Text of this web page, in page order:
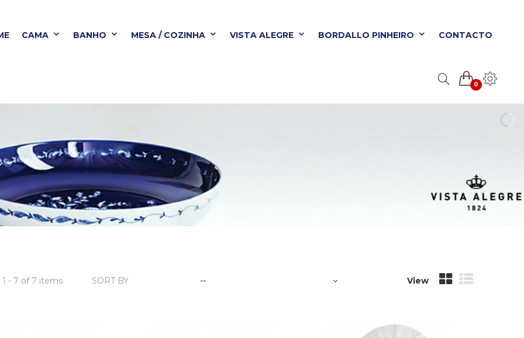
CAMA BANHO MESA / COZINHA VISTA ALEGRE BORDALLO PINHEIRO CONTACTO
0
- 7 of 7 items SORT BY -- View